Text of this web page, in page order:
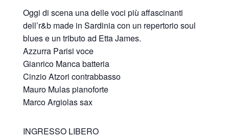
Oggi di scena una delle voci più affascinanti
dell’r&b made in Sardinia con un repertorio soul
blues e un tributo ad Etta James.
Azzurra Parisi voce
Gianrico Manca batteria
Cinzio Atzori contrabbasso
Mauro Mulas pianoforte
Marco Argiolas sax
INGRESSO LIBERO